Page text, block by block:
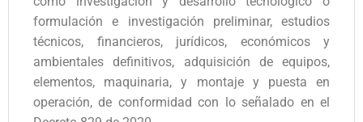
formulación e investigación preliminar, estudios
técnicos, financieros, jurídicos, económicos y
ambientales definitivos, adquisición de equipos,
elementos, maquinaria, y montaje y puesta en
operación, de conformidad con lo señalado en el